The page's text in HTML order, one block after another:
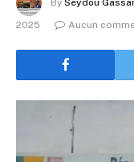
By Seydou
2025
Aucun